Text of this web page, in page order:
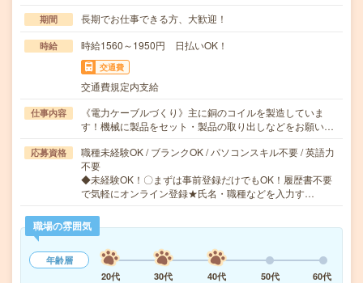
期間 長期でお仕事できる方、大歓迎！
時給 時給1560～1950円 日払いOK！
交通費
交通費規定内支給
仕事内容
《電力ケーブルづくり》主に銅のコイルを製造していま
す！機械に製品をセット・製品の取り出しなどをお願い…
応募資格
職種未経験OK / ブランクOK / パソコンスキル不要 / 英語力
不要
◆未経験OK！〇まずは事前登録だけでもOK！履歴書不要
で気軽にオンライン登録★氏名・職種などを入力す…
職場の雰囲気
年齢層
20代
30代 40代 50代 60代